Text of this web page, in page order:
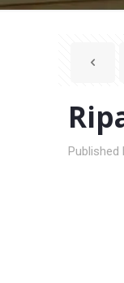
Published